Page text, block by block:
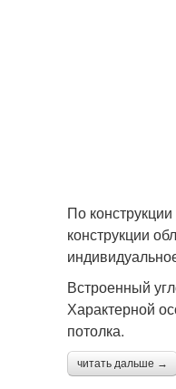
По
конструкции
Встроенный
Характерной
потолка.
читать дальше →